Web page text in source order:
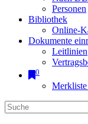
Personen
Bibliothek
Online-
Dokumente
Leitlinien
0